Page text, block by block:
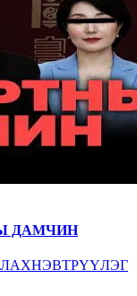
ДАМЧИН
НЭВТРҮҮЛЭГ